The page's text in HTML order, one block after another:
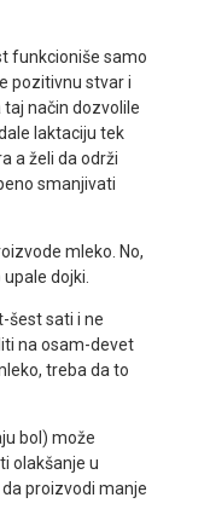
funkcioniše samo
pozitivnu stvar i
način dozvolile
laktaciju tek
a želi da održi
smanjivati
mleko. No,
dojki.
šest sati i ne
na osam-devet
treba da to
bol) može
olakšanje u
proizvodi manje